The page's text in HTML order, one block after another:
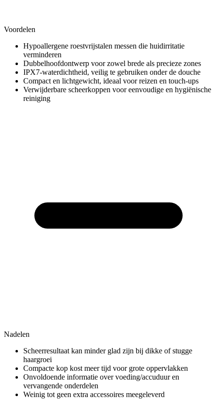
Voordelen
Hypoallergene roestvrijstalen messen die huidirritatie
verminderen
Dubbelhoofdontwerp voor zowel brede als precieze zones
IPX7-waterdichtheid, veilig te gebruiken onder de douche
Compact en lichtgewicht, ideaal voor reizen en touch-ups
Verwijderbare scheerkoppen voor eenvoudige en hygiënische
reiniging
Nadelen
Scheerresultaat kan minder glad zijn bij dikke of stugge
haargroei
Compacte kop kost meer tijd voor grote oppervlakken
Onvoldoende informatie over voeding/accuduur en
vervangende onderdelen
Weinig tot geen extra accessoires meegeleverd